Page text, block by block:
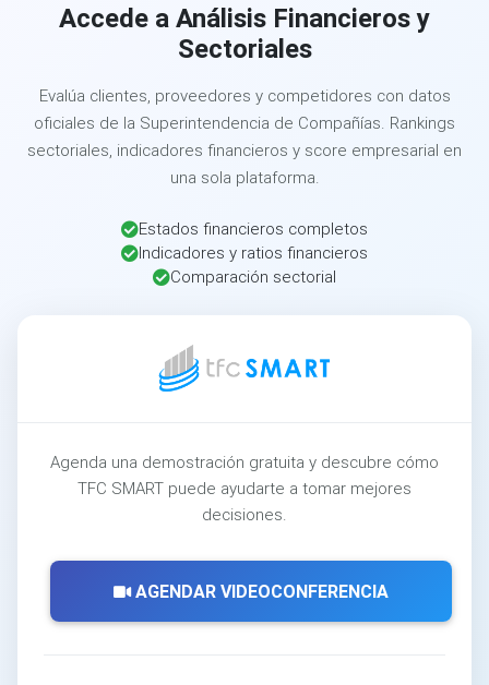
Accede a Análisis Financieros y
Sectoriales
Evalúa clientes, proveedores y competidores con datos
oficiales de la Superintendencia de Compañías. Rankings
sectoriales, indicadores financieros y score empresarial en
una sola plataforma.
Estados financieros completos
Indicadores y ratios financieros
Comparación sectorial
Agenda una demostración gratuita y descubre cómo
TFC SMART puede ayudarte a tomar mejores
decisiones.
AGENDAR VIDEOCONFERENCIA